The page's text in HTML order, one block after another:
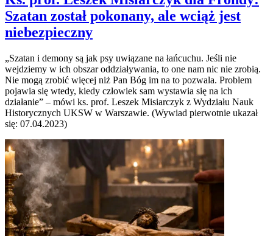
Szatan został pokonany, ale wciąż jest
niebezpieczny
„Szatan i demony są jak psy uwiązane na łańcuchu. Jeśli nie
wejdziemy w ich obszar oddziaływania, to one nam nic nie zrobią.
Nie mogą zrobić więcej niż Pan Bóg im na to pozwala. Problem
pojawia się wtedy, kiedy człowiek sam wystawia się na ich
działanie” – mówi ks. prof. Leszek Misiarczyk z Wydziału Nauk
Historycznych UKSW w Warszawie. (Wywiad pierwotnie ukazał
się: 07.04.2023)